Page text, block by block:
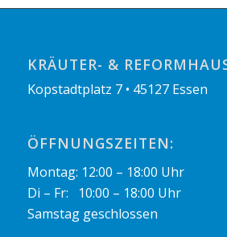
KRÄUTER- &
Kopstadtplatz 7 • 45127 Essen
ÖFFNUNGSZEITEN:
Montag: 12:00 – 18:00 Uhr
Di – Fr: 10:00 – 18:00 Uhr
Samstag geschlossen